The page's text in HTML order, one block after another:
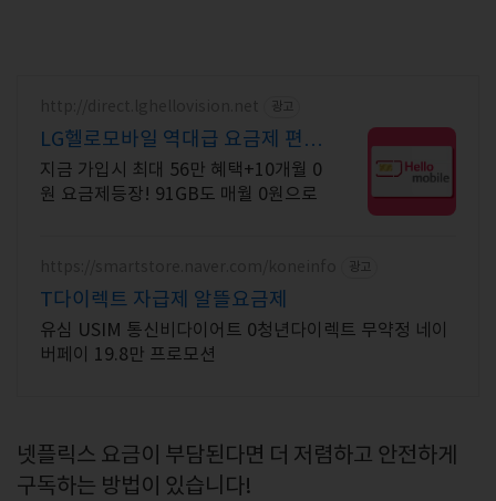
광고
LG헬로모바일 역대급 요금제 편의
점 유심, 이심 즉시개통
지금 가입시 최대 56만 혜택+10개월 0
원 요금제등장! 91GB도 매월 0원으로
광고
T다이렉트 자급제 알뜰요금제
유심 USIM 통신비다이어트 0청년다이렉트 무약정 네이
버페이 19.8만 프로모션
넷플릭스 요금이 부담된다면 더 저렴하고 안전하게
구독하는 방법이 있습니다!